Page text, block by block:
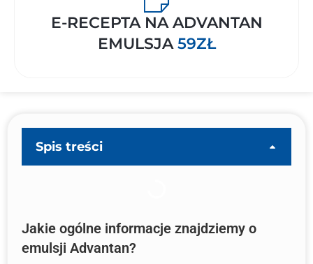
E-RECEPTA NA ADVANTAN
EMULSJA59ZŁ
Spis treści
Jakie ogólne informacje znajdziemy o
emulsji Advantan?